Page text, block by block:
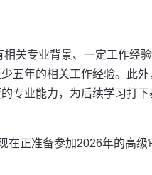
关专业背景、一定工作经
五年的相关工作经验。此外
专业能力，为后续学习打下
在正准备参加2026年的高级